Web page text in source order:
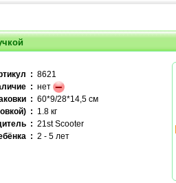
: 8621
: нет
: 60*9/28*14,5 см
: 1.8 кг
: 21st Scooter
: 2 - 5 лет